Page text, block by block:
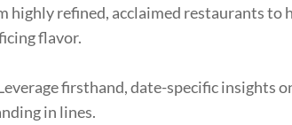
highly refined, acclaimed restaurants
flavor.
firsthand, date-specific insights
in lines.